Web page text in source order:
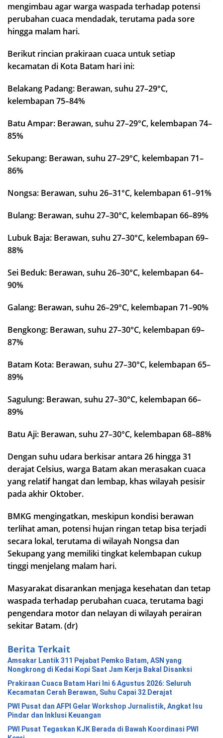
mengimbau agar warga waspada terhadap potensi
perubahan cuaca mendadak, terutama pada sore
hingga malam hari.
Berikut rincian prakiraan cuaca untuk setiap
kecamatan di Kota Batam hari ini:
Belakang Padang: Berawan, suhu 27–29°C,
kelembapan 75–84%
Batu Ampar: Berawan, suhu 27–29°C, kelembapan 74–
85%
Sekupang: Berawan, suhu 27–29°C, kelembapan 71–
86%
Nongsa: Berawan, suhu 26–31°C, kelembapan 61–91%
Bulang: Berawan, suhu 27–30°C, kelembapan 66–89%
Lubuk Baja: Berawan, suhu 27–30°C, kelembapan 69–
88%
Sei Beduk: Berawan, suhu 26–30°C, kelembapan 64–
90%
Galang: Berawan, suhu 26–29°C, kelembapan 71–90%
Bengkong: Berawan, suhu 27–30°C, kelembapan 69–
87%
Batam Kota: Berawan, suhu 27–30°C, kelembapan 65–
89%
Sagulung: Berawan, suhu 27–30°C, kelembapan 66–
89%
Batu Aji: Berawan, suhu 27–30°C, kelembapan 68–88%
Dengan suhu udara berkisar antara 26 hingga 31
derajat Celsius, warga Batam akan merasakan cuaca
yang relatif hangat dan lembap, khas wilayah pesisir
pada akhir Oktober.
BMKG mengingatkan, meskipun kondisi berawan
terlihat aman, potensi hujan ringan tetap bisa terjadi
secara lokal, terutama di wilayah Nongsa dan
Sekupang yang memiliki tingkat kelembapan cukup
tinggi menjelang malam hari.
Masyarakat disarankan menjaga kesehatan dan tetap
waspada terhadap perubahan cuaca, terutama bagi
pengendara motor dan nelayan di wilayah perairan
sekitar Batam. (dr)
Berita Terkait
Amsakar Lantik 311 Pejabat Pemko Batam, ASN yang
Nongkrong di Kedai Kopi Saat Jam Kerja Bakal Disanksi
Prakiraan Cuaca Batam Hari Ini 6 Agustus 2026: Seluruh
Kecamatan Cerah Berawan, Suhu Capai 32 Derajat
PWI Pusat dan AFPI Gelar Workshop Jurnalistik, Angkat Isu
Pindar dan Inklusi Keuangan
PWI Pusat Tegaskan KJK Berada di Bawah Koordinasi PWI